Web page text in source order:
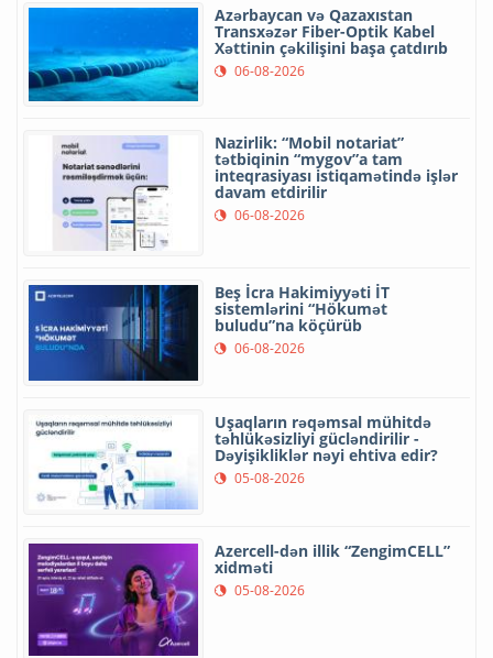
Azərbaycan və Qazaxıstan
Transxəzər Fiber-Optik Kabel
Xəttinin çəkilişini başa çatdırıb
06-08-2026
Nazirlik: “Mobil notariat”
tətbiqinin “mygov”a tam
inteqrasiyası istiqamətində işlər
davam etdirilir
06-08-2026
Beş İcra Hakimiyyəti İT
sistemlərini “Hökumət
buludu”na köçürüb
06-08-2026
Uşaqların rəqəmsal mühitdə
təhlükəsizliyi gücləndirilir -
Dəyişikliklər nəyi ehtiva edir?
05-08-2026
Azercell-dən illik “ZengimCELL”
xidməti
05-08-2026